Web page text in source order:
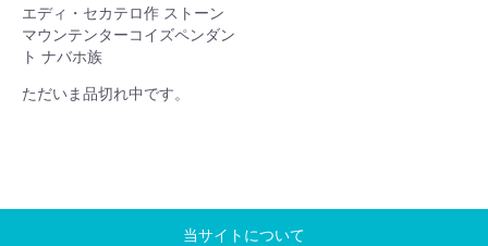
エディ・セカテロ作 ストーン
マウンテンターコイズペンダン
ト ナバホ族
ただいま品切れ中です。
当サイトについて